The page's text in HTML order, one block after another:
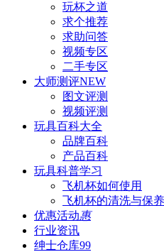
玩杯之道
求个推荐
求助问答
视频专区
二手专区
大师测评NEW
图文评测
视频评测
玩具百科大全
品牌百科
产品百科
玩具科普学习
飞机杯如何使用
飞机杯的清洗与保养
优惠活动惠
行业资讯
绅士仓库99